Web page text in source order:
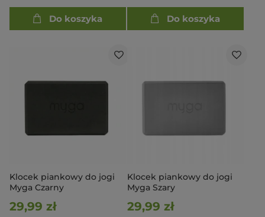
Do koszyka Do koszyka
Klocek piankowy do jogi
Myga Czarny
29,99 zł
Klocek piankowy do jogi
Myga Szary
29,99 zł